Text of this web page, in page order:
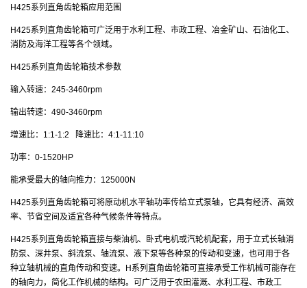
H425系列直角齿轮箱应用范围
H425系列直角齿轮箱可广泛用于水利工程、市政工程、冶金矿山、石油化工、
消防及海洋工程等各个领域。
H425系列直角齿轮箱技术参数
输入转速：245-3460rpm
输出转速：490-3460rpm
增速比：1:1-1:2 降速比：4:1-11:10
功率：0-1520HP
能承受最大的轴向推力：125000N
H425系列直角齿轮箱可将原动机水平轴功率传给立式泵轴，它具有经济、高效
率、节省空间及适宜各种气候条件等特点。
H425系列直角齿轮箱直接与柴油机、卧式电机或汽轮机配套，用于立式长轴消
防泵、深井泵、斜流泵、轴流泵、液下泵等各种泵的传动和变速，也可用于各
种立轴机械的直角传动和变速。H系列直角齿轮箱可直接承受工作机械可能存在
的轴向力，简化工作机械的结构。可广泛用于农田灌溉、水利工程、市政工